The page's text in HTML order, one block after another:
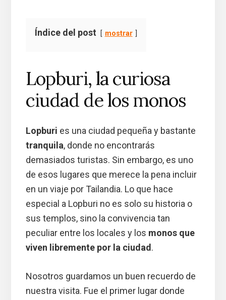
Índice del post mostrar
Lopburi, la curiosa
ciudad de los monos
Lopburi es una ciudad pequeña y bastante
tranquila, donde no encontrarás
demasiados turistas. Sin embargo, es uno
de esos lugares que merece la pena incluir
en un viaje por Tailandia. Lo que hace
especial a Lopburi no es solo su historia o
sus templos, sino la convivencia tan
peculiar entre los locales y los monos que
viven libremente por la ciudad.
Nosotros guardamos un buen recuerdo de
nuestra visita. Fue el primer lugar donde